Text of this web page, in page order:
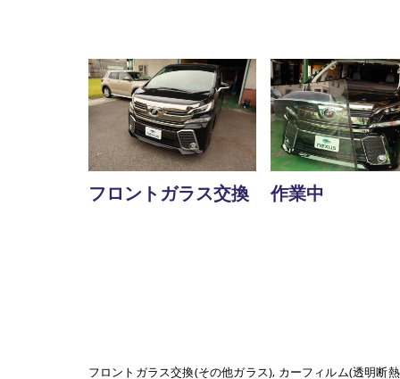
フロントガラス交換 作業中
フロントガラス交換(その他ガラス) カーフィルム(透明断